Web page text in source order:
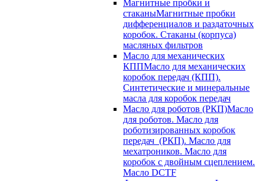
Магнитные пробки и
стаканыМагнитные пробки
дифференциалов и раздаточных
коробок. Стаканы (корпуса)
масляных фильтров
Масло для механических
КППМасло для механических
коробок передач (КПП).
Синтетические и минеральные
масла для коробок передач
Масло для роботов (РКП)Масло
для роботов. Масло для
роботизированных коробок
передач (РКП). Масло для
мехатроников. Масло для
коробок с двойным сцеплением.
Масло DCTF